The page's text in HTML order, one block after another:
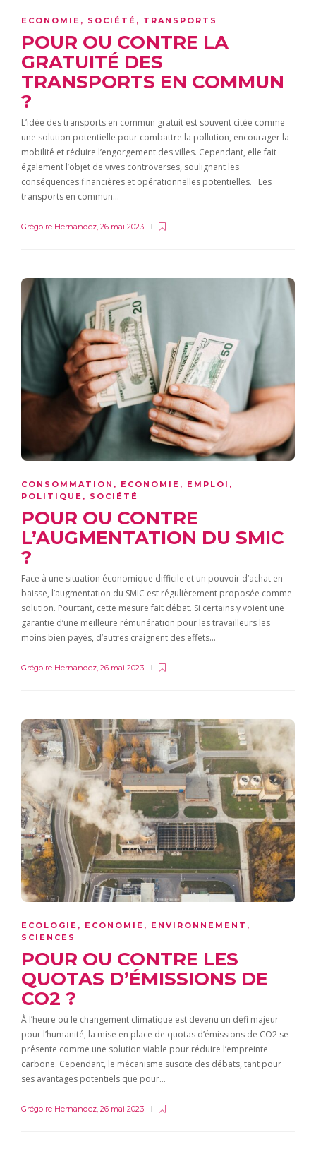
ECONOMIE , SOCIÉTÉ , TRANSPORTS
POUR OU CONTRE LA
GRATUITÉ DES
TRANSPORTS EN COMMUN
?
L’idée des transports en commun gratuit est souvent citée comme
une solution potentielle pour combattre la pollution, encourager la
mobilité et réduire l’engorgement des villes. Cependant, elle fait
également l’objet de vives controverses, soulignant les
conséquences financières et opérationnelles potentielles. Les
transports en commun…
Grégoire Hernandez, 26 mai 2023
CONSOMMATION , ECONOMIE , EMPLOI ,
POLITIQUE , SOCIÉTÉ
POUR OU CONTRE
L’AUGMENTATION DU SMIC
?
Face à une situation économique difficile et un pouvoir d’achat en
baisse, l’augmentation du SMIC est régulièrement proposée comme
solution. Pourtant, cette mesure fait débat. Si certains y voient une
garantie d’une meilleure rémunération pour les travailleurs les
moins bien payés, d’autres craignent des effets…
Grégoire Hernandez 26 mai 2023
ECOLOGIE , ECONOMIE , ENVIRONNEMENT ,
SCIENCES
POUR OU CONTRE LES
QUOTAS D’ÉMISSIONS DE
CO2 ?
À l’heure où le changement climatique est devenu un défi majeur
pour l’humanité, la mise en place de quotas d’émissions de CO2 se
présente comme une solution viable pour réduire l’empreinte
carbone. Cependant, le mécanisme suscite des débats, tant pour
ses avantages potentiels que pour…
Grégoire Hernandez 26 mai 2023